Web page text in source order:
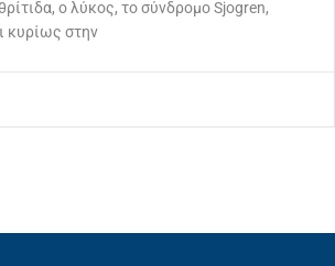
ο λύκος, το σύνδρομο Sjogren,
κυρίως στην